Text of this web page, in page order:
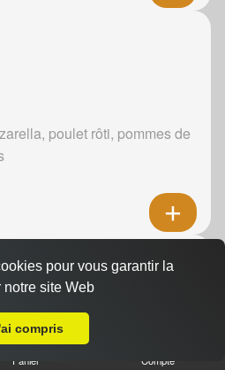
poulet rôti, pommes de
rôti, pommes de terre,
Panier Compte
pour vous garantir la
site Web
compris